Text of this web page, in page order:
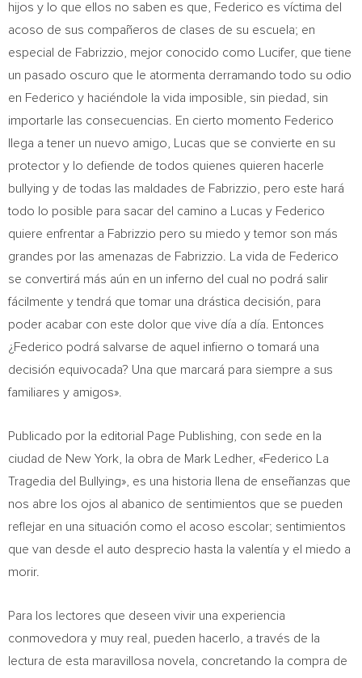
hijos y lo que ellos no saben es que, Federico es víctima del
acoso de sus compañeros de clases de su escuela; en
especial de Fabrizzio, mejor conocido como Lucifer, que tiene
un pasado oscuro que le atormenta derramando todo su odio
en Federico y haciéndole la vida imposible, sin piedad, sin
importarle las consecuencias. En cierto momento Federico
llega a tener un nuevo amigo, Lucas que se convierte en su
protector y lo defiende de todos quienes quieren hacerle
bullying y de todas las maldades de Fabrizzio, pero este hará
todo lo posible para sacar del camino a Lucas y Federico
quiere enfrentar a Fabrizzio pero su miedo y temor son más
grandes por las amenazas de Fabrizzio. La vida de Federico
se convertirá más aún en un inferno del cual no podrá salir
fácilmente y tendrá que tomar una drástica decisión, para
poder acabar con este dolor que vive día a día. Entonces
¿Federico podrá salvarse de aquel infierno o tomará una
decisión equivocada? Una que marcará para siempre a sus
familiares y amigos».
Publicado por la editorial Page Publishing, con sede en la
ciudad de New York , la obra de Mark Ledher, «Federico La
Tragedia del Bullying», es una historia llena de enseñanzas que
nos abre los ojos al abanico de sentimientos que se pueden
reflejar en una situación como el acoso escolar; sentimientos
que van desde el auto desprecio hasta la valentía y el miedo a
morir.
Para los lectores que deseen vivir una experiencia
conmovedora y muy real, pueden hacerlo, a través de la
lectura de esta maravillosa novela, concretando la compra de